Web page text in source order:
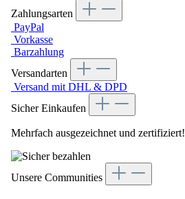
Zahlungsarten
PayPal
Vorkasse
Barzahlung
Versandarten
Versand mit DHL & DPD
Sicher Einkaufen
Mehrfach ausgezeichnet und zertifiziert!
Unsere Communities